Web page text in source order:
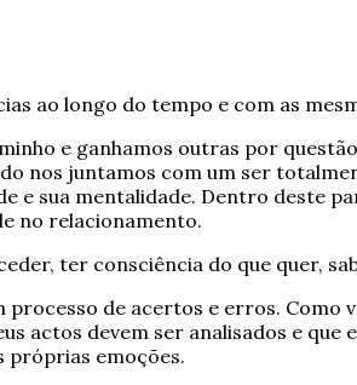
ao longo do tempo e com as
e ganhamos outras por
nos juntamos com um ser
e sua mentalidade. Dentro deste
no relacionamento.
ter consciência do que quer,
de acertos e erros. Como
actos devem ser analisados e que
próprias emoções.